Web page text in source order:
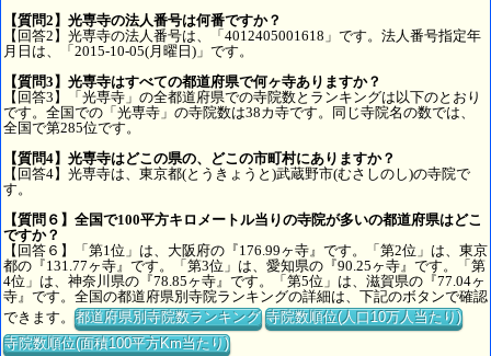
【質問2】光専寺の法人番号は何番ですか？
【回答2】光専寺の法人番号は、「4012405001618」です。法人番号指定年
月日は、「2015-10-05(月曜日)」です。
【質問3】光専寺はすべての都道府県で何ヶ寺ありますか？
【回答3】「光専寺」の全都道府県での寺院数とランキングは以下のとおり
です。全国での「光専寺」の寺院数は38カ寺です。同じ寺院名の数では、
全国で第285位です。
【質問4】光専寺はどこの県の、どこの市町村にありますか？
【回答4】光専寺は、東京都(とうきょうと)武蔵野市(むさしのし)の寺院で
す。
【質問６】全国で100平方キロメートル当りの寺院が多いの都道府県はどこ
ですか？
【回答６】「第1位」は、大阪府の『176.99ヶ寺』です。「第2位」は、東京
都の『131.77ヶ寺』です。「第3位」は、愛知県の『90.25ヶ寺』です。「第
4位」は、神奈川県の『78.85ヶ寺』です。「第5位」は、滋賀県の『77.04ヶ
寺』です。全国の都道府県別寺院ランキングの詳細は、下記のボタンで確認
できます。都道府県別寺院数ランキング 寺院数順位(人口10万人当たり)
寺院数順位(面積100平方Km当たり)